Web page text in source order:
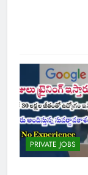
PRIVATE JOBS